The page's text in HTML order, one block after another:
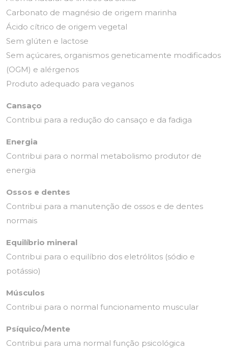
Carbonato de magnésio de origem marinha
Ácido cítrico de origem vegetal
Sem glúten e lactose
Sem açúcares, organismos geneticamente modificados
(OGM) e alérgenos
Produto adequado para veganos
Cansaço
Contribui para a redução do cansaço e da fadiga
Energia
Contribui para o normal metabolismo produtor de
energia
Ossos e dentes
Contribui para a manutenção de ossos e de dentes
normais
Equilíbrio mineral
Contribui para o equilíbrio dos eletrólitos (sódio e
potássio)
Músculos
Contribui para o normal funcionamento muscular
Psíquico/Mente
Contribui para uma normal função psicológica